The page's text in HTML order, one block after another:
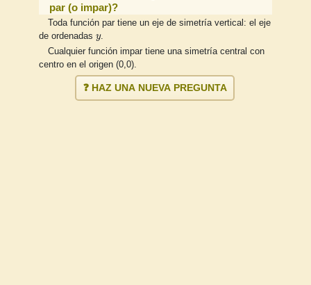
par (o impar)?
Toda función par tiene un eje de simetría vertical: el eje
de ordenadas y
y.
Cualquier función impar tiene una simetría central con
centro en el origen (0,0).
❓ HAZ UNA NUEVA PREGUNTA